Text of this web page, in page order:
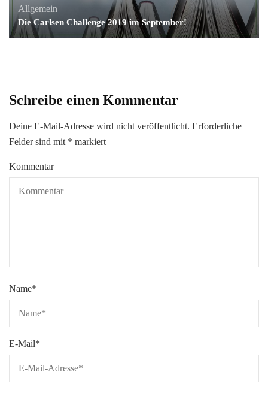
Allgemein
Die Carlsen Challenge 2019 im September!
Schreibe einen Kommentar
Deine E-Mail-Adresse wird nicht veröffentlicht. Erforderliche
Felder sind mit * markiert
Kommentar
Name*
E-Mail*